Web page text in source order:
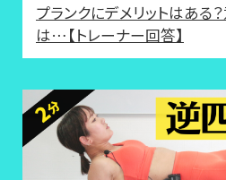
プランクにデメリットはある
は…【トレーナー回答】